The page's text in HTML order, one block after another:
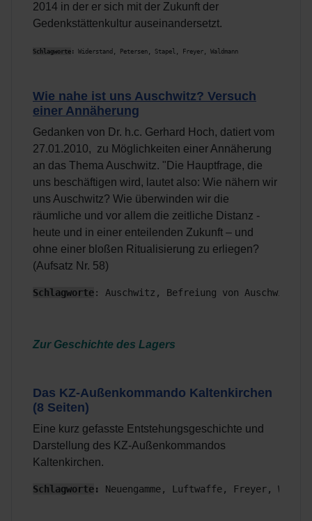
2014 in der er sich mit der Zukunft der
Gedenkstättenkultur auseinandersetzt.
Schlagworte: Widerstand, Petersen, Stapel, Freyer, Waldmann
Wie nahe ist uns Auschwitz? Versuch
einer Annäherung
Gedanken von Dr. h.c. Gerhard Hoch, datiert vom
27.01.2010, zu Möglichkeiten einer Annäherung
an das Thema Auschwitz. "Die Hauptfrage, die
uns beschäftigen wird, lautet also: Wie nähern wir
uns Auschwitz? Wie überwinden wir die
räumliche und vor allem die zeitliche Distanz -
heute und in einer enteilenden Zukunft – und
ohne einer bloßen Ritualisierung zu erliegen?
(Aufsatz Nr. 58)
Schlagworte: Auschwitz, Befreiung von Auschwitz,
Zur Geschichte des Lagers
Das KZ-Außenkommando Kaltenkirchen
(8 Seiten)
Eine kurz gefasste Entstehungsgeschichte und
Darstellung des KZ-Außenkommandos
Kaltenkirchen.
Schlagworte: Neuengamme, Luftwaffe, Freyer,